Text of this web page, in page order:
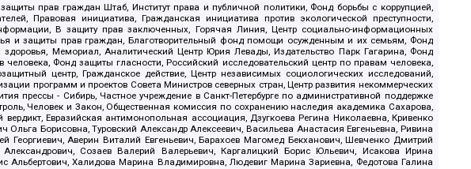
прав граждан Штаб, Институт права и публичной политики, Фонд борьбы с коррупцией,
Правовая инициатива, Гражданская инициатива против экологической преступности,
В защиту прав заключенных, Горячая Линия, Центр социально-информационных
и защиты прав граждан, Благотворительный фонд помощи осужденным и их семьям, Фонд
Мемориал, Аналитический Центр Юрия Левады, Издательство Парк Гагарина, Фонд
Фонд защиты гласности, Российский исследовательский центр по правам человека,
центр, Гражданское действие, Центр независимых социологических исследований,
программ и проектов Совета Министров северных стран, Центр развития некоммерческих
прессы - Сибирь, Частное учреждение в Санкт-Петербурге по административной поддержке
Человек и Закон, Общественная комиссия по сохранению наследия академика Сахарова,
Евразийская антимонопольная ассоциация, Дзугкоева Регина Николаевна, Кривенко
Борисовна, Туровский Александр Алексеевич, Васильева Анастасия Евгеньевна, Ривина
Аверин Виталий Евгеньевич, Барахоев Магомед Бекханович, Шевченко Дмитрий
Созаев Валерий Валерьевич, Каргалицкий Борис Юльевич, Исакова Ирина
Альбертович, Халидова Марина Владимировна, Людевиг Марина Зариевна, Федотова Галина